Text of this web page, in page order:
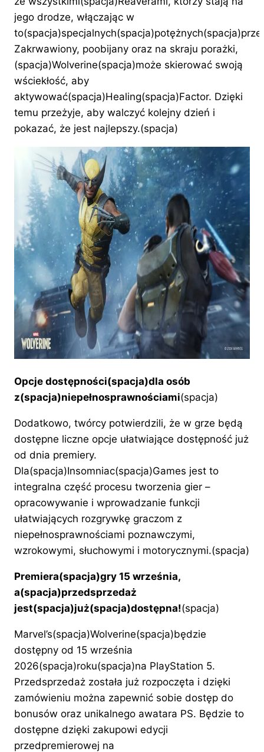
jego drodze, włączając w
Zakrwawiony, poobijany oraz na skraju porażki,
(spacja)Wolverine(spacja)może skierować swoją
wściekłość, aby
aktywować(spacja)Healing(spacja)Factor. Dzięki
temu przeżyje, aby walczyć kolejny dzień i
pokazać, że jest najlepszy.(spacja)
Opcje dostępności(spacja)dla osób
z(spacja)niepełnosprawnościami(spacja)
Dodatkowo, twórcy potwierdzili, że w grze będą
dostępne liczne opcje ułatwiające dostępność już
od dnia premiery.
Dla(spacja)Insomniac(spacja)Games jest to
integralna część procesu tworzenia gier –
opracowywanie i wprowadzanie funkcji
ułatwiających rozgrywkę graczom z
niepełnosprawnościami poznawczymi,
wzrokowymi, słuchowymi i motorycznymi.(spacja)
Premiera(spacja)gry 15 września,
a(spacja)przedsprzedaż
jest(spacja)już(spacja)dostępna!(spacja)
Marvel’s(spacja)Wolverine(spacja)będzie
dostępny od 15 września
2026(spacja)roku(spacja)na PlayStation 5.
Przedsprzedaż została już rozpoczęta i dzięki
zamówieniu można zapewnić sobie dostęp do
bonusów oraz unikalnego awatara PS. Będzie to
dostępne dzięki zakupowi edycji
przedpremierowej na